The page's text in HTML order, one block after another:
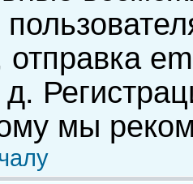
д.
мы